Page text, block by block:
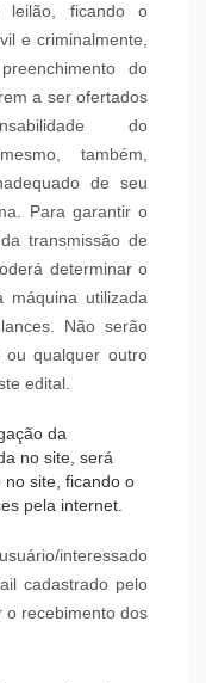
ficando o
e criminalmente,
do
a ser ofertados
do
também,
de seu
Para garantir o
transmissão de
determinar o
máquina utilizada
Não serão
ou qualquer outro
edital.
da
no site, será
site, ficando o
pela internet.
interessado
cadastrado pelo
o recebimento dos